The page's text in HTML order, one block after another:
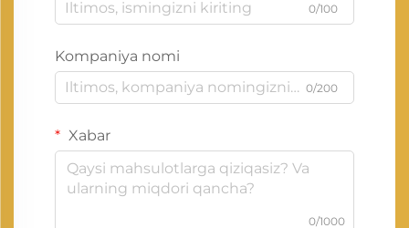
0/100
Kompaniya nomi
0/200
Xabar
0/1000